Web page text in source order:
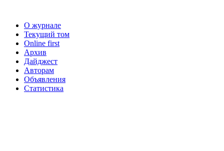
О журнале
Текущий том
Online first
Архив
Дайджест
Авторам
Объявления
Статистика